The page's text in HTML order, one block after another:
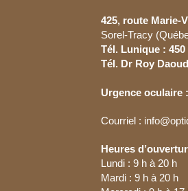
425, route Marie-
Sorel-Tracy
Tél. Lunique : 450
Tél. Dr Roy
Urgence oculaire
Courriel :
Heures
Lundi : 9 h à 20 h
Mardi : 9 h à 20 h